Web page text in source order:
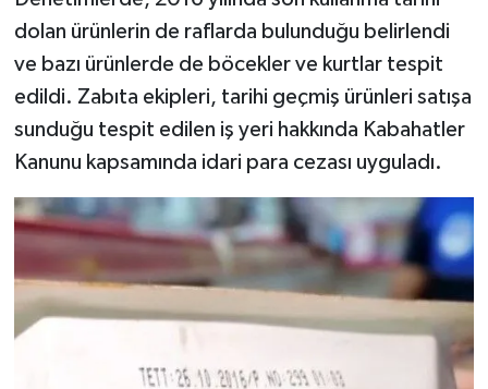
dolan ürünlerin de raflarda bulunduğu belirlendi
ve bazı ürünlerde de böcekler ve kurtlar tespit
edildi. Zabıta ekipleri, tarihi geçmiş ürünleri satışa
sunduğu tespit edilen iş yeri hakkında Kabahatler
Kanunu kapsamında idari para cezası uyguladı.